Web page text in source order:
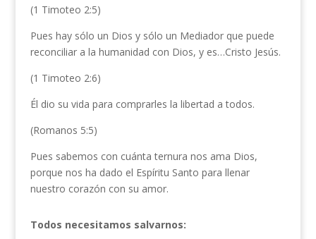
(1 Timoteo 2:5)
Pues hay sólo un Dios y sólo un Mediador que puede
reconciliar a la humanidad con Dios, y es…Cristo Jesús.
(1 Timoteo 2:6)
Él dio su vida para comprarles la libertad a todos.
(Romanos 5:5)
Pues sabemos con cuánta ternura nos ama Dios,
porque nos ha dado el Espíritu Santo para llenar
nuestro corazón con su amor.
Todos necesitamos salvarnos: